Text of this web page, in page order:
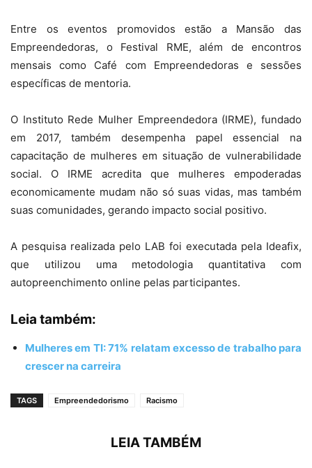
Entre os eventos promovidos estão a Mansão das
Empreendedoras, o Festival RME, além de encontros
mensais como Café com Empreendedoras e sessões
específicas de mentoria.
O Instituto Rede Mulher Empreendedora (IRME), fundado
em 2017, também desempenha papel essencial na
capacitação de mulheres em situação de vulnerabilidade
social. O IRME acredita que mulheres empoderadas
economicamente mudam não só suas vidas, mas também
suas comunidades, gerando impacto social positivo.
A pesquisa realizada pelo LAB foi executada pela Ideafix,
que utilizou uma metodologia quantitativa com
autopreenchimento online pelas participantes.
Leia também:
Mulheres em TI: 71% relatam excesso de trabalho para
crescer na carreira
TAGS Empreendedorismo Racismo
LEIA TAMBÉM